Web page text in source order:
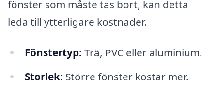
fönster som måste tas bort, kan detta
leda till ytterligare kostnader.
Fönstertyp: Trä, PVC eller aluminium.
Storlek: Större fönster kostar mer.